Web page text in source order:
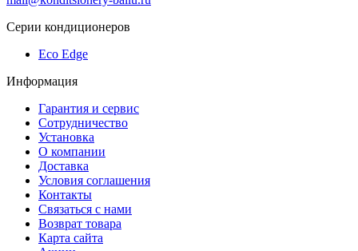
Серии кондиционеров
Eco Edge
Информация
Гарантия и сервис
Сотрудничество
Установка
О компании
Доставка
Условия соглашения
Контакты
Связаться с нами
Возврат товара
Карта сайта